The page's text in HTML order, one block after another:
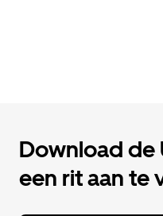
Download
een rit aan te